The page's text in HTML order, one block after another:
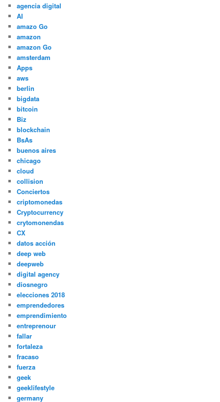
agencia digital
AI
amazo Go
amazon
amazon Go
amsterdam
Apps
aws
berlin
bigdata
bitcoin
Biz
blockchain
BsAs
buenos aires
chicago
cloud
collision
Conciertos
criptomonedas
Cryptocurrency
crytomonendas
CX
datos acción
deep web
deepweb
digital agency
diosnegro
elecciones 2018
emprendedores
emprendimiento
entreprenour
fallar
fortaleza
fracaso
fuerza
geek
geeklifestyle
germany